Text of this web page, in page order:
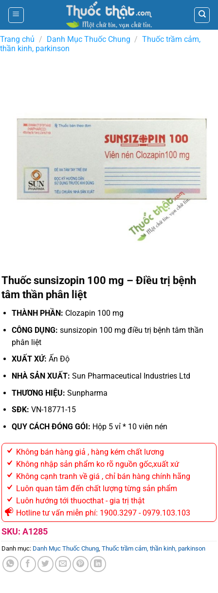
Skip
content
Trang chủ / Danh Mục Thuốc Chung / Thuốc trầm cảm,
thần kinh, parkinson
Thuốc sunsizopin 100 mg – Điều trị bệnh
tâm thần phân liệt
THÀNH PHẦN: Clozapin 100 mg
CÔNG DỤNG: sunsizopin 100 mg điều trị bệnh tâm thần
phân liệt
XUẤT XỨ: Ấn Độ
NHÀ SẢN XUẤT: Sun Pharmaceutical Industries Ltd
THƯƠNG HIỆU: Sunpharma
SĐK: VN-18771-15
QUY CÁCH ĐÓNG GÓI: Hộp 5 vỉ * 10 viên nén
Không bán hàng giả , hàng kém chất lương
Không nhập sản phẩm ko rõ nguồn gốc,xuất xứ
Không cạnh tranh về giá , chỉ bán hàng chính hãng
Luôn quan tâm đến chất lượng từng sản phẩm
Luôn hướng tới thuocthat - gia trị thật
Hotline tư vấn miễn phí: 1900.3297 - 0979.103.103
SKU: A1285
Danh mục: Danh Mục Thuốc Chung Thuốc trầm cảm, thần kinh, parkinson